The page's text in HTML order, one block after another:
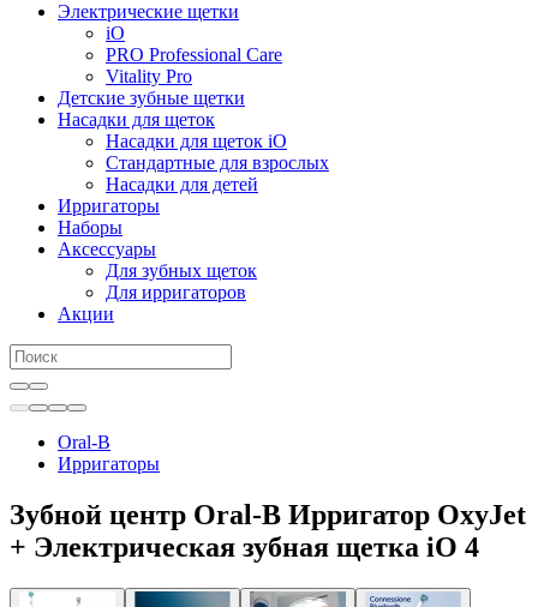
Электрические щетки
iO
PRO Professional Care
Vitality Pro
Детские зубные щетки
Насадки для щеток
Насадки для щеток iO
Стандартные для взрослых
Насадки для детей
Ирригаторы
Наборы
Аксессуары
Для зубных щеток
Для ирригаторов
Акции
Oral-B
Ирригаторы
Зубной центр Oral-B Ирригатор OxyJet
+ Электрическая зубная щетка iO 4